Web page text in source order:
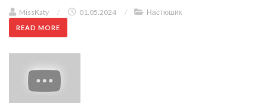
MissKaty / 01.05.2024 / Настюшик
READ MORE